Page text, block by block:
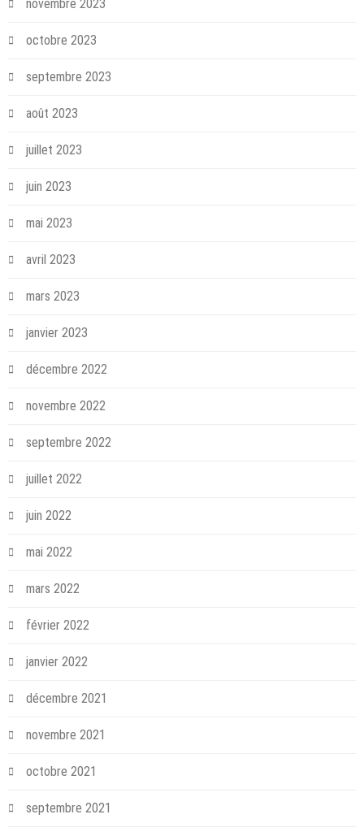
novembre 2023
octobre 2023
septembre 2023
août 2023
juillet 2023
juin 2023
mai 2023
avril 2023
mars 2023
janvier 2023
décembre 2022
novembre 2022
septembre 2022
juillet 2022
juin 2022
mai 2022
mars 2022
février 2022
janvier 2022
décembre 2021
novembre 2021
octobre 2021
septembre 2021